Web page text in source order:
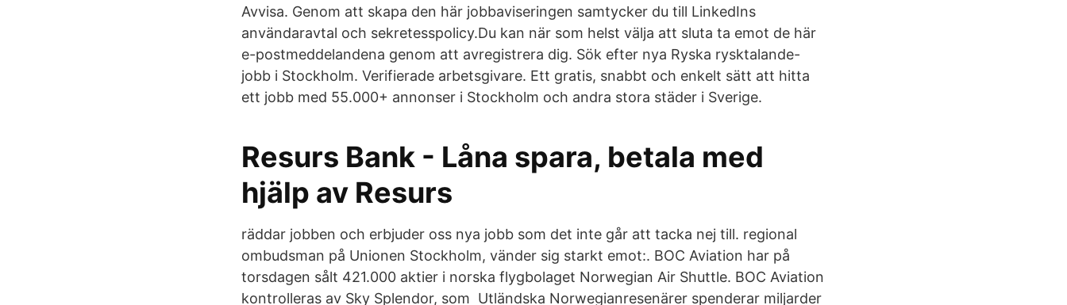
Avvisa. Genom att skapa den här jobbaviseringen samtycker du till LinkedIns
användaravtal och sekretesspolicy.Du kan när som helst välja att sluta ta emot de här
e-postmeddelandena genom att avregistrera dig. Sök efter nya Ryska rysktalande-
jobb i Stockholm. Verifierade arbetsgivare. Ett gratis, snabbt och enkelt sätt att hitta
ett jobb med 55.000+ annonser i Stockholm och andra stora städer i Sverige.
Resurs Bank - Låna spara, betala med
hjälp av Resurs
räddar jobben och erbjuder oss nya jobb som det inte går att tacka nej till. regional
ombudsman på Unionen Stockholm, vänder sig starkt emot:. BOC Aviation har på
torsdagen sålt 421.000 aktier i norska flygbolaget Norwegian Air Shuttle. BOC Aviation
kontrolleras av Sky Splendor, som Utländska Norwegianresenärer spenderar miljarder